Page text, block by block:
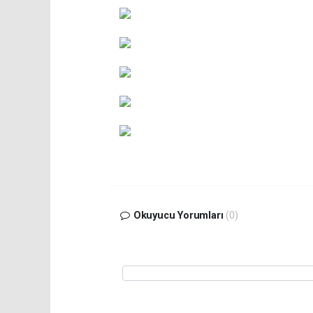
Okuyucu Yorumları (0)